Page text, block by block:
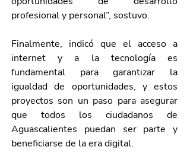
profesional y personal”, sostuvo.
Finalmente, indicó que el acceso a
internet y a la tecnología es
fundamental para garantizar la
igualdad de oportunidades, y estos
proyectos son un paso para asegurar
que todos los ciudadanos de
Aguascalientes puedan ser parte y
beneficiarse de la era digital.